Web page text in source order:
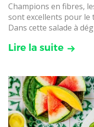
Champions en fibres,
sont excellents pour le
Dans cette salade à
Lire la suite